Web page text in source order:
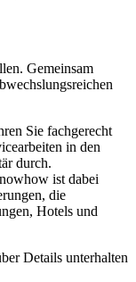
Gemeinsam
Sie fachgerecht
in den
durch.
ist dabei
die
Hotels und
Details unterhalten